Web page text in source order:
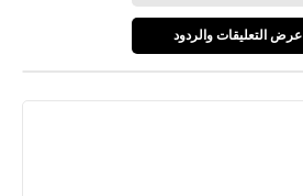
عرض التعليقات والردود